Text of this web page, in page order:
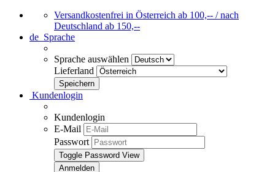
Versandkostenfrei in Österreich ab 100,-- / nach
Deutschland ab 150,--
de Sprache
Sprache auswählen
Lieferland
Kundenlogin
Kundenlogin
E-Mail
Passwort
Toggle Password View